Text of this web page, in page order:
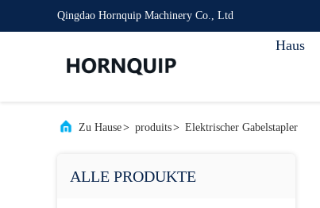
Qingdao Hornquip Machinery Co., Ltd
Haus
Zu Hause> produits> Elektrischer Gabelstapler
ALLE PRODUKTE